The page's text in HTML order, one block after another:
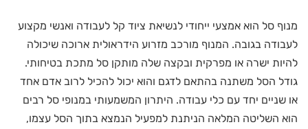
מנוף סל הוא אמצעי ייחודי לנשיאת ציוד קל לעבודה ואנשי מקצוע
לעבודה בגובה. המנוף מורכב מזרוע הידראולית ארוכה שיכולה
להיות ישרה או מפרקית ובקצה שלה מותקן סל מתכת בטיחותי.
גודל הסל משתנה בהתאם לדגם והוא יכול להכיל לרוב אדם אחד
או שניים יחד עם כלי עבודה. היתרון המשמעותי במנופי סל רבים
הוא השליטה המלאה הניתנת למפעיל הנמצא בתוך הסל עצמו,